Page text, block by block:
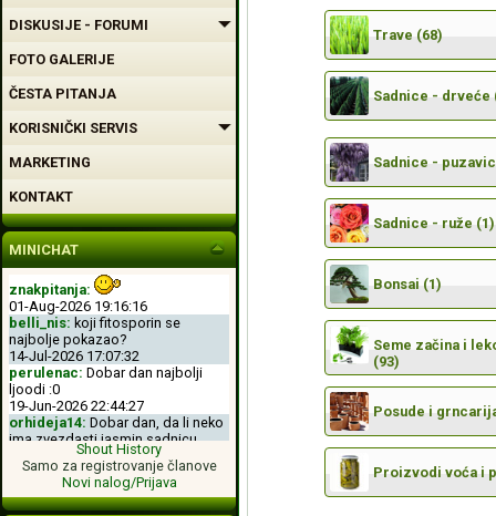
DISKUSIJE - FORUMI
FOTO GALERIJE
ČESTA PITANJA
KORISNIČKI SERVIS
MARKETING
KONTAKT
MINICHAT
znakpitanja:
01-Aug-2026 19:16:16
belli_nis: koji fitosporin se
najbolje pokazao?
14-Jul-2026 17:07:32
perulenac: Dobar dan najbolji
ljoodi :0
19-Jun-2026 22:44:27
orhideja14: Dobar dan, da li neko
ima zvezdasti jasmin sadnicu.
04-Jun-2026 11:50:00
perulenac:Dobro veche dobri
ljoodi :-D
26-May-2026 23:11:49
Shout History
Samo za registrovanje članove
Novi nalog/Prijava
Trave (68)
Sadnice - drveće
Sadnice -
Sadnice - ruže (1)
Bonsai (1)
Seme začina i
(93)
Posude i
Proizvodi voća i